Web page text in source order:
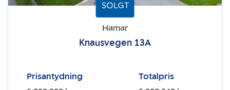
SOLGT
Hamar
Knausvegen 13A
Prisantydning
Totalpris